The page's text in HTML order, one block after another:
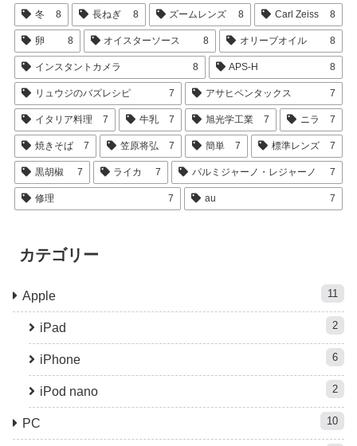
冬 8 長ねぎ 8 ズームレンズ 8 Carl Zeiss 8
卵 8 オイスターソース 8 オリーブオイル 8
インスタントカメラ 8 APS-H 8
リュウジのバズレシピ 7 アサヒペンタックス 7
イタリア料理 7 牛乳 7 旭光学工業 7 ニラ 7
焼きそば 7 笠原将弘 7 簡単 7 標準レンズ 7
黒胡椒 7 ライカ 7 パルミジャーノ・レジャーノ 7
修理 7 au 7
カテゴリー
Apple 11
iPad 2
iPhone 6
iPod nano 2
PC 10